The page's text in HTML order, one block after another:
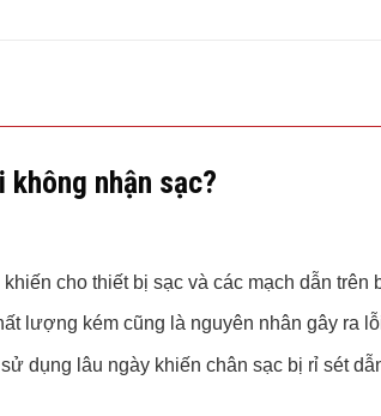
không nhận sạc?
cho thiết bị sạc và các mạch dẫn trên
lượng kém cũng là nguyên nhân gây ra
dụng lâu ngày khiến chân sạc bị rỉ sét